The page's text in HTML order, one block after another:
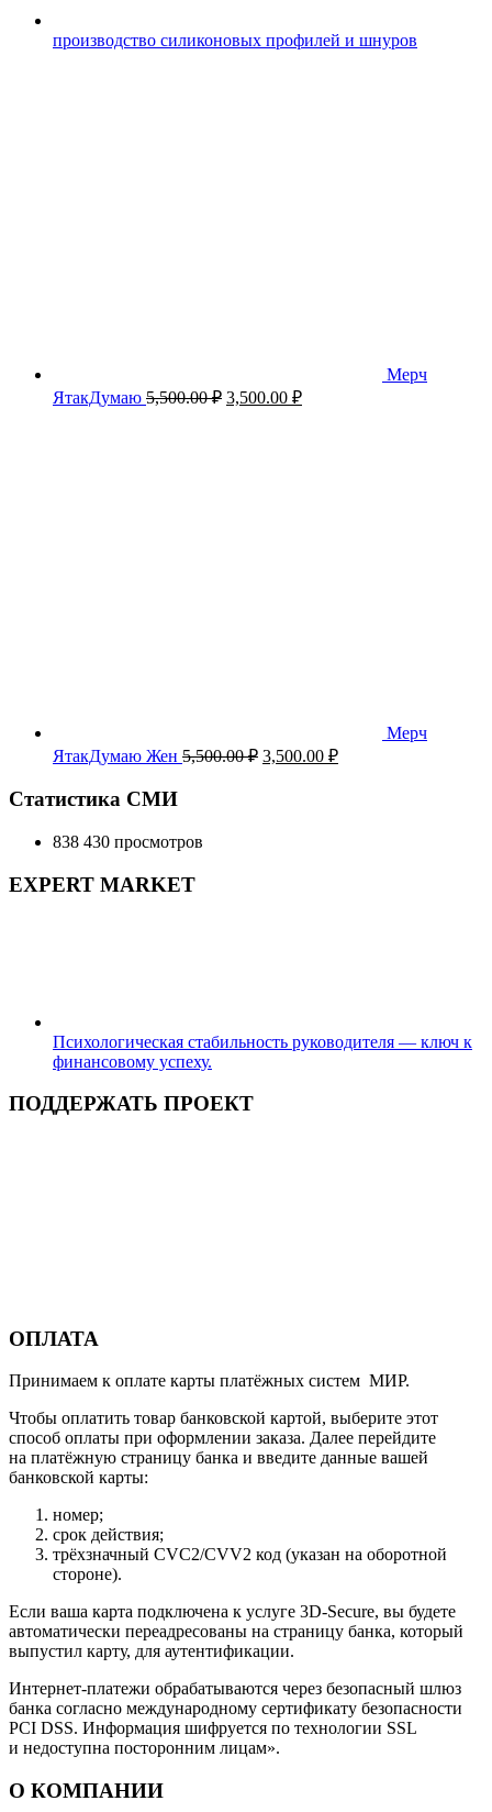
производство силиконовых профилей и шнуров
Мерч
ЯтакДумаю 5,500.00₽ Первоначальная
3,500.00 ₽Текущая
Мерч
ЯтакДумаю Жен 5,500.00₽ Первоначальная
3,500.00 ₽Текущая
Статистика СМИ
838 430 просмотров
EXPERT MARKET
Психологическая стабильность руководителя — ключ к
финансовому успеху.
ПОДДЕРЖАТЬ ПРОЕКТ
ОПЛАТА
Принимаем к оплате карты платёжных систем МИР.
Чтобы оплатить товар банковской картой, выберите этот
способ оплаты при оформлении заказа. Далее перейдите
на платёжную страницу банка и введите данные вашей
банковской карты:
номер;
срок действия;
трёхзначный CVC2/CVV2 код (указан на оборотной
стороне).
Если ваша карта подключена к услуге 3D-Secure, вы будете
автоматически переадресованы на страницу банка, который
выпустил карту, для аутентификации.
Интернет-платежи обрабатываются через безопасный шлюз
банка согласно международному сертификату безопасности
PCI DSS. Информация шифруется по технологии SSL
и недоступна посторонним лицам».
О КОМПАНИИ